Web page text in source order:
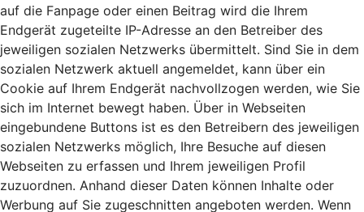
auf die Fanpage oder einen Beitrag wird die Ihrem
Endgerät zugeteilte IP-Adresse an den Betreiber des
jeweiligen sozialen Netzwerks übermittelt. Sind Sie in dem
sozialen Netzwerk aktuell angemeldet, kann über ein
Cookie auf Ihrem Endgerät nachvollzogen werden, wie Sie
sich im Internet bewegt haben. Über in Webseiten
eingebundene Buttons ist es den Betreibern des jeweiligen
sozialen Netzwerks möglich, Ihre Besuche auf diesen
Webseiten zu erfassen und Ihrem jeweiligen Profil
zuzuordnen. Anhand dieser Daten können Inhalte oder
Werbung auf Sie zugeschnitten angeboten werden. Wenn